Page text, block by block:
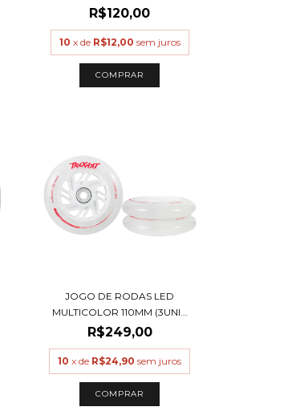
R$120,00
10 x de R$12,00 sem juros
COMPRAR
JOGO DE RODAS LED
MULTICOLOR 110MM (3UNI...
R$249,00
10 x de R$24,90 sem juros